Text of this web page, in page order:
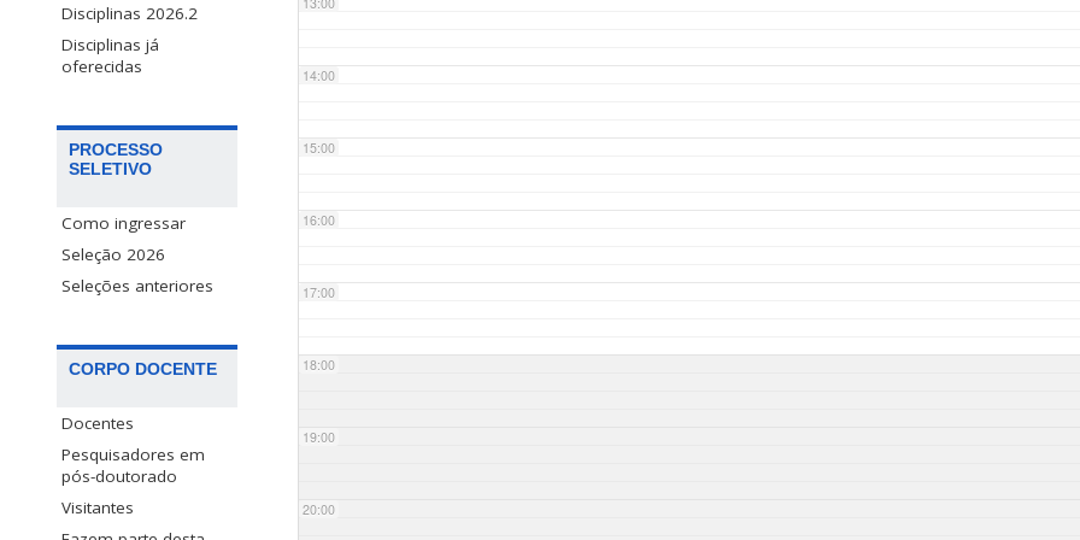
Disciplinas 2026.2
Disciplinas já
oferecidas
PROCESSO
SELETIVO
Como ingressar
Seleção 2026
Seleções anteriores
CORPO DOCENTE
Docentes
Pesquisadores em
pós-doutorado
Visitantes
14:00
15:00
16:00
17:00
18:00
19:00
20:00